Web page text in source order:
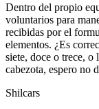
Dentro del propio
voluntarios para
recibidas por el
elementos. ¿Es
siete, doce o trece, o
cabezota, espero no
Shilcars